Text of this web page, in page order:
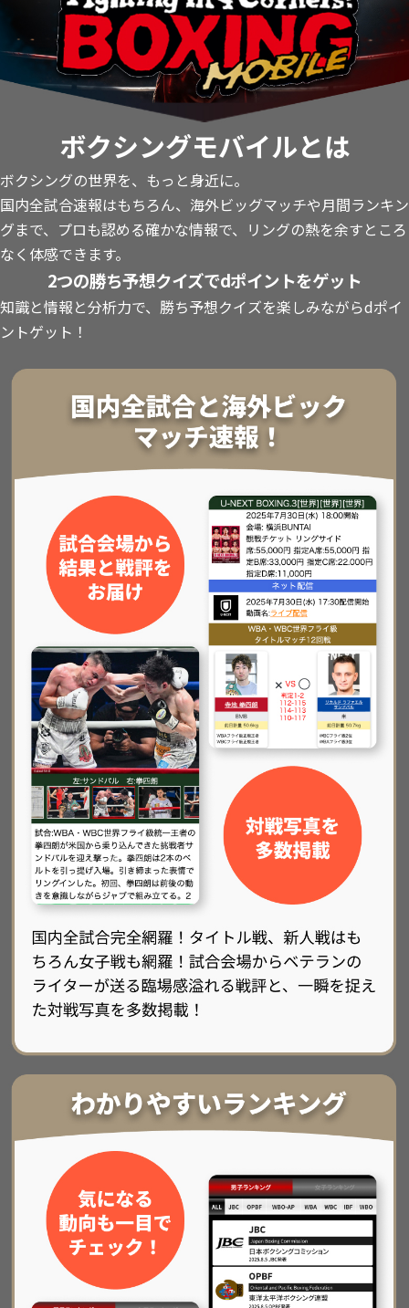
ボクシングモバイルとは
ボクシングの世界を、もっと身近に。
国内全試合速報はもちろん、海外ビッグマッチや月間ランキン
グまで、プロも認める確かな情報で、リングの熱を余すところ
なく体感できます。
2つの勝ち予想クイズでdポイントをゲット
知識と情報と分析力で、勝ち予想クイズを楽しみながらdポイ
ントゲット！